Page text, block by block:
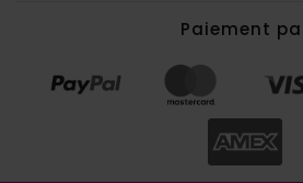
Paiement